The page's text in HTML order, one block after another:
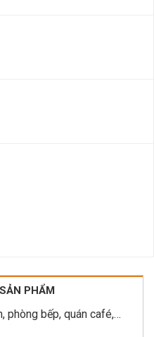
PHẨM
phòng bếp, quán café,…